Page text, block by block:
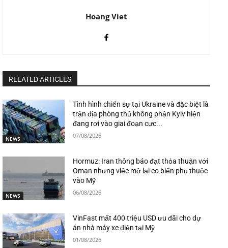
Hoang Viet
RELATED ARTICLES
NEWS
Tình hình chiến sự tại Ukraine và đặc biệt là
trận địa phòng thủ không phận Kyiv hiện
đang rơi vào giai đoạn cực...
07/08/2026
NEWS
Hormuz: Iran thông báo đạt thỏa thuận với
Oman nhưng việc mở lại eo biển phụ thuộc
vào Mỹ
06/08/2026
VinFast mất 400 triệu USD ưu đãi cho dự
án nhà máy xe điện tại Mỹ
01/08/2026